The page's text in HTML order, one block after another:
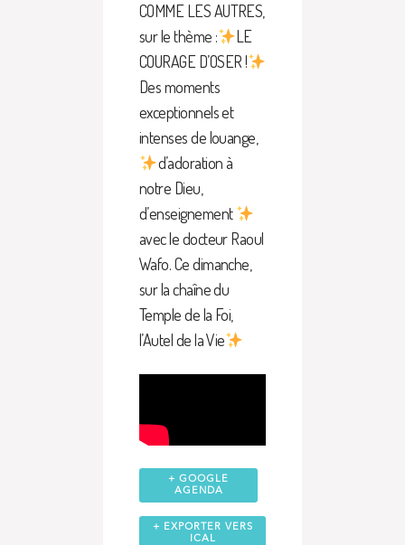
COMME LES AUTRES,
sur le thème :
LE
COURAGE D’OSER !
Des moments
exceptionnels et
intenses de louange,
d’adoration à
notre Dieu,
d’enseignement
avec le docteur Raoul
Wafo. Ce dimanche,
sur la chaîne du
Temple de la Foi,
l’Autel de la Vie
+ GOOGLE
AGENDA
+ EXPORTER VERS
ICAL